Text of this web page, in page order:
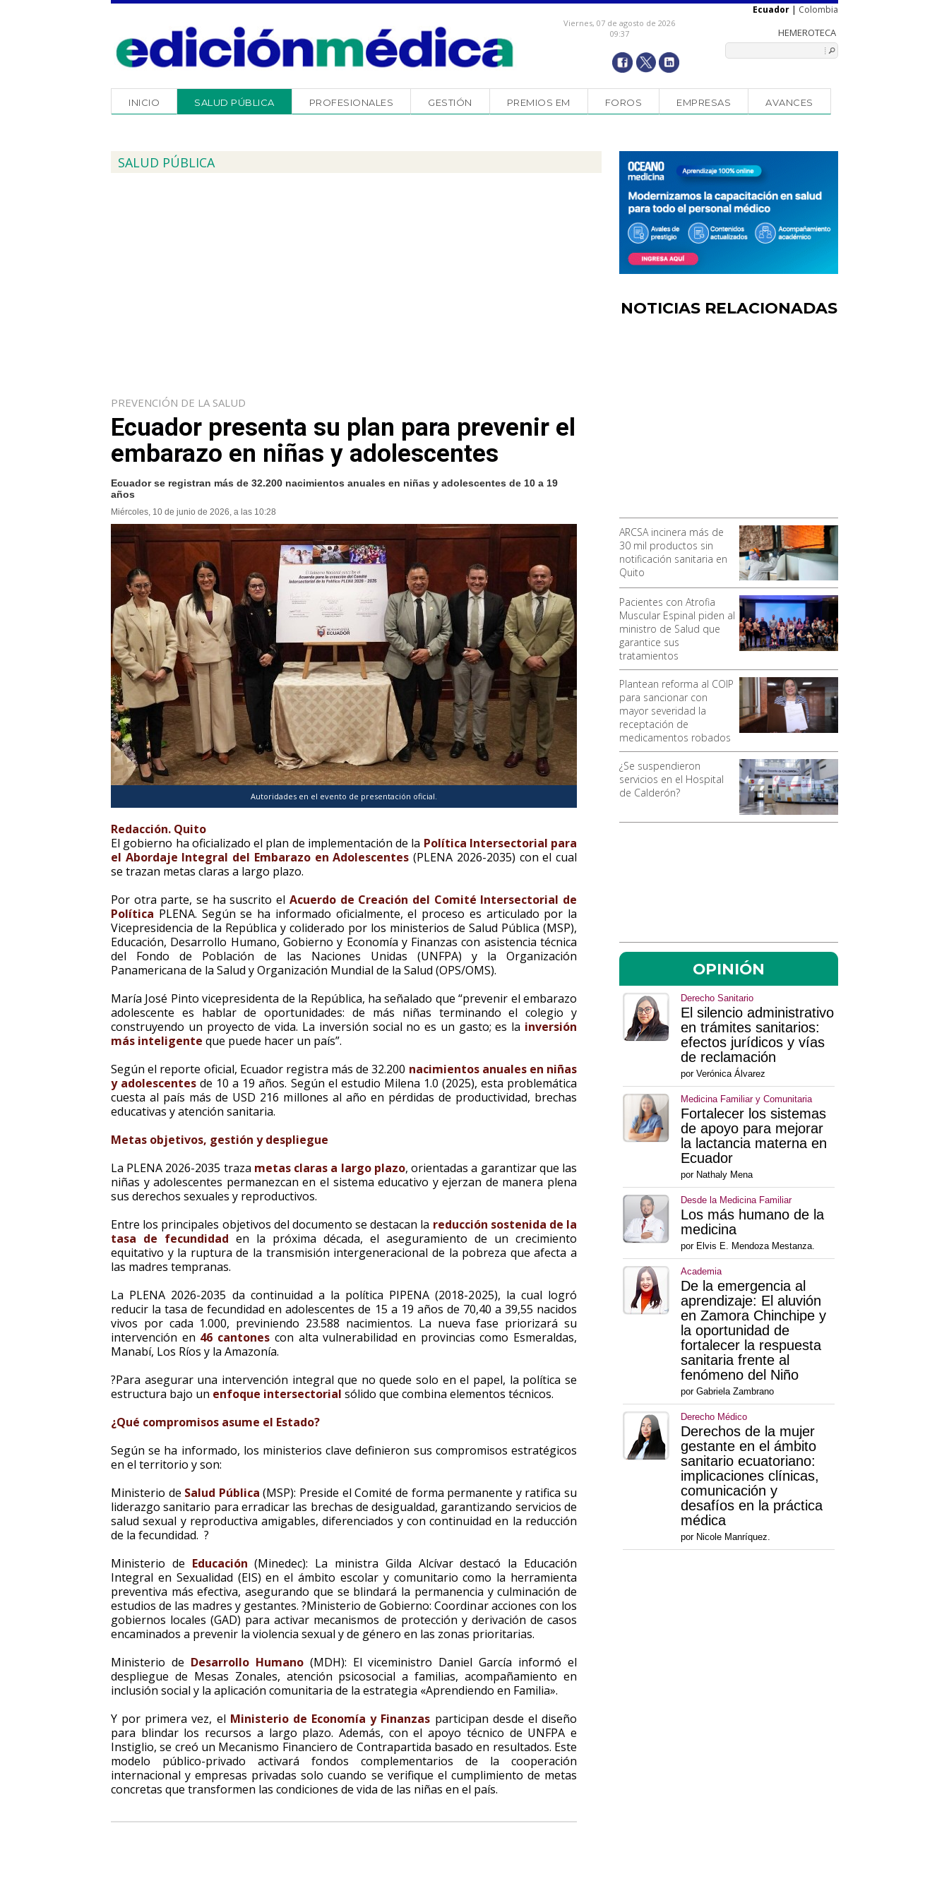
Viernes, 07 de agosto de 2026
09:37
Ecuador | Colombia
INICIO SALUD PÚBLICA PROFESIONALES GESTIÓN PREMIOS EM FOROS EMPRESAS AVANCES
NOTICIAS RELACIONADAS
ARCSA incinera más de
30 mil productos sin
notificación sanitaria en
Quito
Pacientes con Atrofia
Muscular Espinal piden al
ministro de Salud que
garantice sus
tratamientos
Plantean reforma al COIP
para sancionar con
mayor severidad la
receptación de
medicamentos robados
¿Se suspendieron
servicios en el Hospital
de Calderón?
OPINIÓN
Derecho Sanitario
El silencio administrativo
en trámites sanitarios:
efectos jurídicos y vías
de reclamación
por Verónica Álvarez
Medicina Familiar y Comunitaria
Fortalecer los sistemas
de apoyo para mejorar
la lactancia materna en
Ecuador
por Nathaly Mena
Desde la Medicina Familiar
Los más humano de la
medicina
por Elvis E. Mendoza Mestanza.
Academia
De la emergencia al
aprendizaje: El aluvión
en Zamora Chinchipe y
la oportunidad de
fortalecer la respuesta
sanitaria frente al
fenómeno del Niño
por Gabriela Zambrano
Derecho Médico
Derechos de la mujer
gestante en el ámbito
sanitario ecuatoriano:
implicaciones clínicas,
comunicación y
desafíos en la práctica
médica
por Nicole Manríquez.
SALUD PÚBLICA
PREVENCIÓN DE LA SALUD
Ecuador presenta su plan para prevenir el
embarazo en niñas y adolescentes
Ecuador se registran más de 32.200 nacimientos anuales en niñas y adolescentes de 10 a 19
años
Miércoles, 10 de junio de 2026, a las 10:28
Autoridades en el evento de presentación oficial.
Redacción. Quito
El gobierno ha oficializado el plan de implementación de la Política Intersectorial para
el Abordaje Integral del Embarazo en Adolescentes (PLENA 2026-2035) con el cual
se trazan metas claras a largo plazo.
Por otra parte, se ha suscrito el Acuerdo de Creación del Comité Intersectorial de
Política PLENA. Según se ha informado oficialmente, el proceso es articulado por la
Vicepresidencia de la República y coliderado por los ministerios de Salud Pública (MSP),
Educación, Desarrollo Humano, Gobierno y Economía y Finanzas con asistencia técnica
del Fondo de Población de las Naciones Unidas (UNFPA) y la Organización
Panamericana de la Salud y Organización Mundial de la Salud (OPS/OMS).
María José Pinto vicepresidenta de la República, ha señalado que “prevenir el embarazo
adolescente es hablar de oportunidades: de más niñas terminando el colegio y
construyendo un proyecto de vida. La inversión social no es un gasto; es la inversión
más inteligente que puede hacer un país”.
Según el reporte oficial, Ecuador registra más de 32.200 nacimientos anuales en niñas
y adolescentes de 10 a 19 años. Según el estudio Milena 1.0 (2025), esta problemática
cuesta al país más de USD 216 millones al año en pérdidas de productividad, brechas
educativas y atención sanitaria.
Metas objetivos, gestión y despliegue
La PLENA 2026-2035 traza metas claras a largo plazo, orientadas a garantizar que las
niñas y adolescentes permanezcan en el sistema educativo y ejerzan de manera plena
sus derechos sexuales y reproductivos.
Entre los principales objetivos del documento se destacan la reducción sostenida de la
tasa de fecundidad en la próxima década, el aseguramiento de un crecimiento
equitativo y la ruptura de la transmisión intergeneracional de la pobreza que afecta a
las madres tempranas.
La PLENA 2026-2035 da continuidad a la política PIPENA (2018-2025), la cual logró
reducir la tasa de fecundidad en adolescentes de 15 a 19 años de 70,40 a 39,55 nacidos
vivos por cada 1.000, previniendo 23.588 nacimientos. La nueva fase priorizará su
intervención en 46 cantones con alta vulnerabilidad en provincias como Esmeraldas,
Manabí, Los Ríos y la Amazonía.
?Para asegurar una intervención integral que no quede solo en el papel, la política se
estructura bajo un enfoque intersectorial sólido que combina elementos técnicos.
¿Qué compromisos asume el Estado?
Según se ha informado, los ministerios clave definieron sus compromisos estratégicos
en el territorio y son:
Ministerio de Salud Pública (MSP): Preside el Comité de forma permanente y ratifica su
liderazgo sanitario para erradicar las brechas de desigualdad, garantizando servicios de
salud sexual y reproductiva amigables, diferenciados y con continuidad en la reducción
de la fecundidad. ?
Ministerio de Educación (Minedec): La ministra Gilda Alcívar destacó la Educación
Integral en Sexualidad (EIS) en el ámbito escolar y comunitario como la herramienta
preventiva más efectiva, asegurando que se blindará la permanencia y culminación de
estudios de las madres y gestantes. ?Ministerio de Gobierno: Coordinar acciones con los
gobiernos locales (GAD) para activar mecanismos de protección y derivación de casos
encaminados a prevenir la violencia sexual y de género en las zonas prioritarias.
Ministerio de Desarrollo Humano(MDH): El viceministro Daniel García informó el
despliegue de Mesas Zonales, atención psicosocial a familias, acompañamiento en
inclusión social y la aplicación comunitaria de la estrategia «Aprendiendo en Familia».
Y por primera vez, el Ministerio de Economía y Finanzas participan desde el diseño
para blindar los recursos a largo plazo. Además, con el apoyo técnico de UNFPA e
Instiglio, se creó un Mecanismo Financiero de Contrapartida basado en resultados. Este
modelo público-privado activará fondos complementarios de la cooperación
internacional y empresas privadas solo cuando se verifique el cumplimiento de metas
concretas que transformen las condiciones de vida de las niñas en el país.